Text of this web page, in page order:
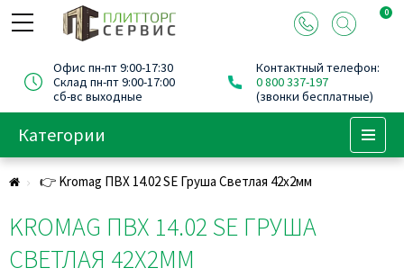
0
Офис пн-пт 9:00-17:30
Склад пн-пт 9:00-17:00
сб-вс выходные
Контактный телефон:
0 800 337-197
(звонки бесплатные)
Категории
👉 Kromag ПВХ 14.02 SЕ Груша Светлая 42х2мм
KROMAG ПВХ 14.02 SЕ ГРУША
СВЕТЛАЯ 42Х2ММ